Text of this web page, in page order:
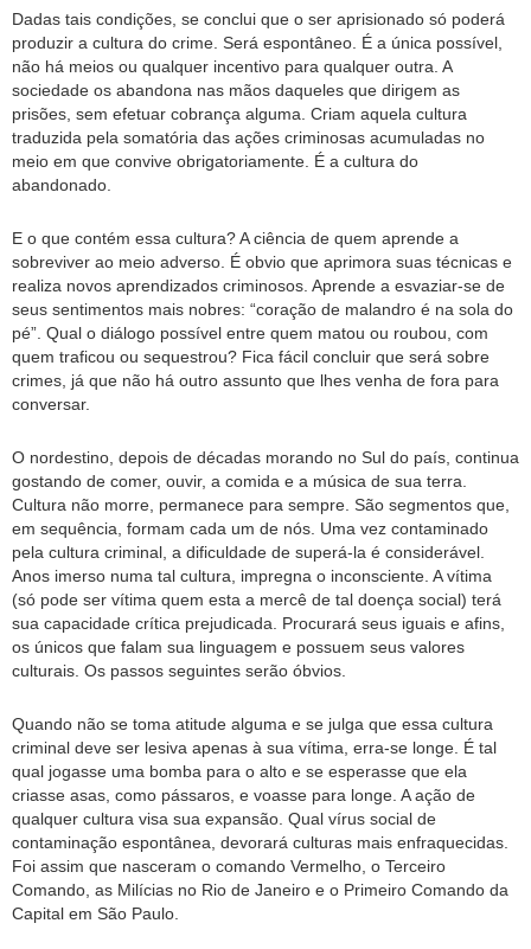
Dadas tais condições, se conclui que o ser aprisionado só poderá
produzir a cultura do crime. Será espontâneo. É a única possível,
não há meios ou qualquer incentivo para qualquer outra. A
sociedade os abandona nas mãos daqueles que dirigem as
prisões, sem efetuar cobrança alguma. Criam aquela cultura
traduzida pela somatória das ações criminosas acumuladas no
meio em que convive obrigatoriamente. É a cultura do
abandonado.
E o que contém essa cultura? A ciência de quem aprende a
sobreviver ao meio adverso. É obvio que aprimora suas técnicas e
realiza novos aprendizados criminosos. Aprende a esvaziar-se de
seus sentimentos mais nobres: “coração de malandro é na sola do
pé”. Qual o diálogo possível entre quem matou ou roubou, com
quem traficou ou sequestrou? Fica fácil concluir que será sobre
crimes, já que não há outro assunto que lhes venha de fora para
conversar.
O nordestino, depois de décadas morando no Sul do país, continua
gostando de comer, ouvir, a comida e a música de sua terra.
Cultura não morre, permanece para sempre. São segmentos que,
em sequência, formam cada um de nós. Uma vez contaminado
pela cultura criminal, a dificuldade de superá-la é considerável.
Anos imerso numa tal cultura, impregna o inconsciente. A vítima
(só pode ser vítima quem esta a mercê de tal doença social) terá
sua capacidade crítica prejudicada. Procurará seus iguais e afins,
os únicos que falam sua linguagem e possuem seus valores
culturais. Os passos seguintes serão óbvios.
Quando não se toma atitude alguma e se julga que essa cultura
criminal deve ser lesiva apenas à sua vítima, erra-se longe. É tal
qual jogasse uma bomba para o alto e se esperasse que ela
criasse asas, como pássaros, e voasse para longe. A ação de
qualquer cultura visa sua expansão. Qual vírus social de
contaminação espontânea, devorará culturas mais enfraquecidas.
Foi assim que nasceram o comando Vermelho, o Terceiro
Comando, as Milícias no Rio de Janeiro e o Primeiro Comando da
Capital em São Paulo.